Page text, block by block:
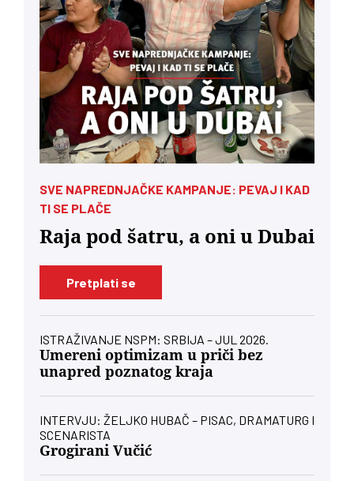
SVE NAPREDNJAČKE KAMPANJE: PEVAJ I KAD
TI SE PLAČE
Raja pod šatru, a oni u Dubai
Pretplati se
ISTRAŽIVANJE NSPM: SRBIJA – JUL 2026.
Umereni optimizam u priči bez
unapred poznatog kraja
INTERVJU: ŽELJKO HUBAČ – PISAC, DRAMATURG I
SCENARISTA
Grogirani Vučić